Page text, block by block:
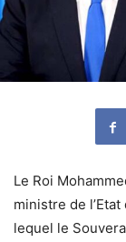
Le Roi
ministre de
lequel le